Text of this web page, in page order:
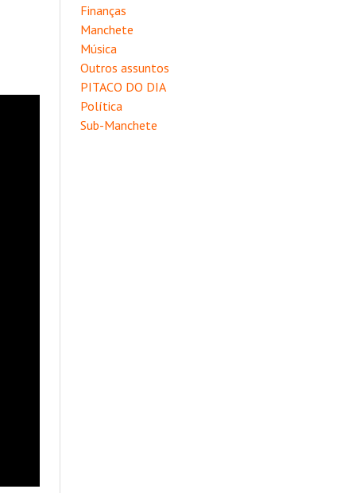
Finanças
Manchete
Música
Outros assuntos
PITACO DO DIA
Política
Sub-Manchete